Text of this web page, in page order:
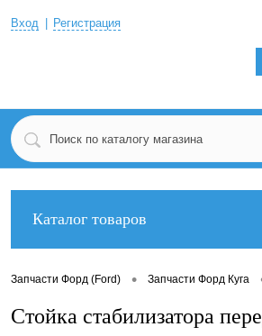
Вход Регистрация
Каталог товаров
Запчасти Форд (Ford) • Запчасти Форд Куга
Стойка стабилизатора